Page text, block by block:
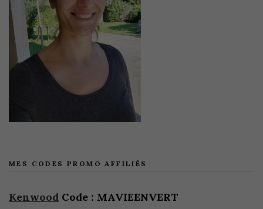
MES CODES PROMO AFFILIÉS
Kenwood Code : MAVIEENVERT